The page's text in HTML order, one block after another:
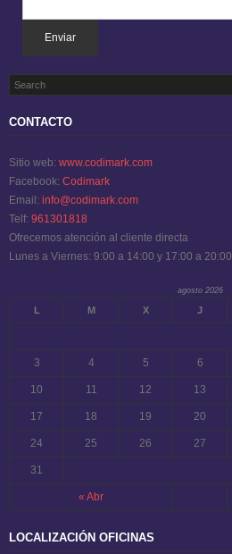
Enviar
CONTACTO
Sitio web: www.codimark.com
Facebook: Codimark
Email: info@codimark.com
Telf: 961301818
Ofrecemos atención al cliente directa
Lunes a Viernes: 9:00 a 14:00 y 17:00 a 20:00
agosto 2026
L M X J
« Abr
3 4 5 6
10 11 12 13
17 18 19 20
24 25 26 27
31
LOCALIZACIÓN OFICINAS